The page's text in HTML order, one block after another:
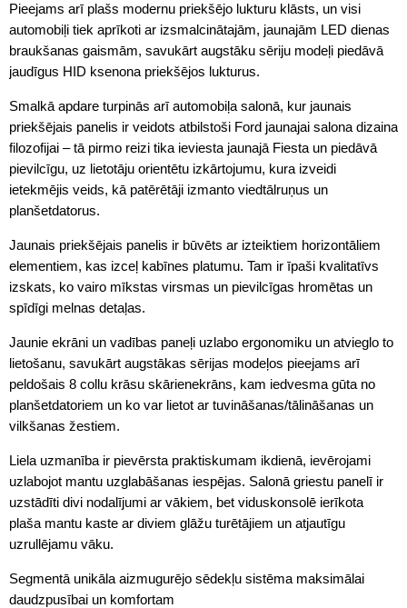
Pieejams arī plašs modernu priekšējo lukturu klāsts, un visi
automobiļi tiek aprīkoti ar izsmalcinātajām, jaunajām LED dienas
braukšanas gaismām, savukārt augstāku sēriju modeļi piedāvā
jaudīgus HID ksenona priekšējos lukturus.
Smalkā apdare turpinās arī automobiļa salonā, kur jaunais
priekšējais panelis ir veidots atbilstoši Ford jaunajai salona dizaina
filozofijai – tā pirmo reizi tika ieviesta jaunajā Fiesta un piedāvā
pievilcīgu, uz lietotāju orientētu izkārtojumu, kura izveidi
ietekmējis veids, kā patērētāji izmanto viedtālruņus un
planšetdatorus.
Jaunais priekšējais panelis ir būvēts ar izteiktiem horizontāliem
elementiem, kas izceļ kabīnes platumu. Tam ir īpaši kvalitatīvs
izskats, ko vairo mīkstas virsmas un pievilcīgas hromētas un
spīdīgi melnas detaļas.
Jaunie ekrāni un vadības paneļi uzlabo ergonomiku un atvieglo to
lietošanu, savukārt augstākas sērijas modeļos pieejams arī
peldošais 8 collu krāsu skārienekrāns, kam iedvesma gūta no
planšetdatoriem un ko var lietot ar tuvināšanas/tālināšanas un
vilkšanas žestiem.
Liela uzmanība ir pievērsta praktiskumam ikdienā, ievērojami
uzlabojot mantu uzglabāšanas iespējas. Salonā griestu panelī ir
uzstādīti divi nodalījumi ar vākiem, bet viduskonsolē ierīkota
plaša mantu kaste ar diviem glāžu turētājiem un atjautīgu
uzrullējamu vāku.
Segmentā unikāla aizmugurējo sēdekļu sistēma maksimālai
daudzpusībai un komfortam